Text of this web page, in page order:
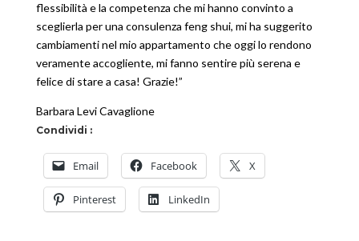
flessibilità e la competenza che mi hanno convinto a
sceglierla per una consulenza feng shui, mi ha suggerito
cambiamenti nel mio appartamento che oggi lo rendono
veramente accogliente, mi fanno sentire più serena e
felice di stare a casa! Grazie!”
Barbara Levi Cavaglione
Condividi :
Email Facebook X
Pinterest LinkedIn